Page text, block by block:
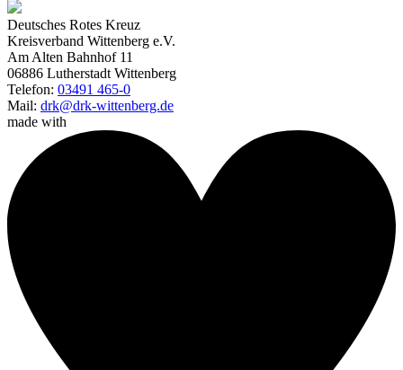
Deutsches Rotes Kreuz
Kreisverband Wittenberg e.V.
Am Alten Bahnhof 11
06886 Lutherstadt Wittenberg
Telefon: 03491 465-0
Mail: drk@drk-wittenberg.de
made with